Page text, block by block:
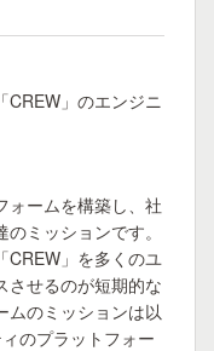
CREW」のエンジニ
ォームを構築し、社
ミッションです。
CREW」を多くのユ
させるのが短期的な
ムのミッションは以
のプラットフォー